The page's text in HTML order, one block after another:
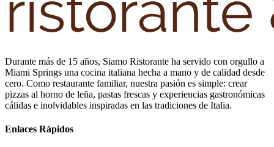
Durante más de 15 años, Siamo Ristorante ha servido con orgullo a
Miami Springs una cocina italiana hecha a mano y de calidad desde
cero. Como restaurante familiar, nuestra pasión es simple: crear
pizzas al horno de leña, pastas frescas y experiencias gastronómicas
cálidas e inolvidables inspiradas en las tradiciones de Italia.
Enlaces Rápidos